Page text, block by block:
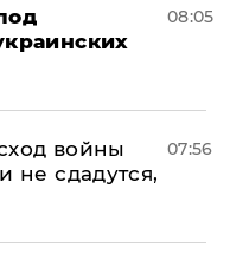
08:05
войны
не сдадутся,
07:56